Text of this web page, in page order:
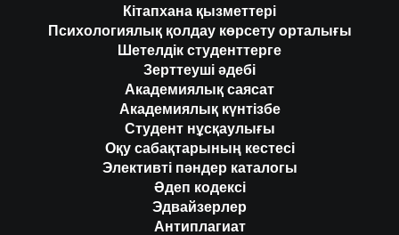
Кітапхана қызметтері
Психологиялық қолдау көрсету орталығы
Шетелдік студенттерге
Зерттеуші әдебі
Академиялық саясат
Академиялық күнтізбе
Студент нұсқаулығы
Оқу сабақтарының кестесі
Элективті пәндер каталогы
Әдеп кодексі
Эдвайзерлер
Антиплагиат